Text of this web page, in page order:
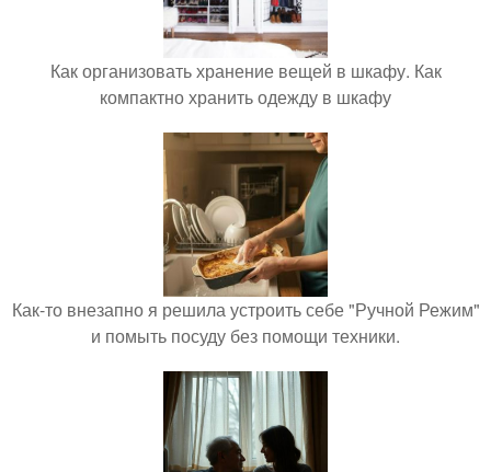
Как организовать хранение вещей в шкафу. Как
компактно хранить одежду в шкафу
Как-то внезапно я решила устроить себе "Ручной Режим"
и помыть посуду без помощи техники.